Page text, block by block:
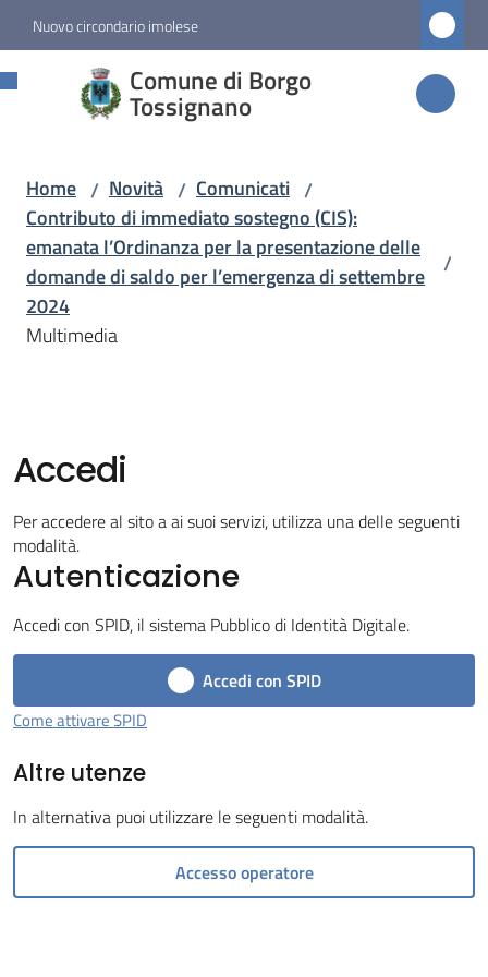
Vai al contenuto
Vai alla navigazione
Vai al footer
Nuovo circondario imolese
Comune di Borgo
Tossignano
Comune di
Borgo
Amministrazione
Novità
Menu selezionato
Vivere
Borgo
Tossignano
Servizi
line
Prenotazioni
argomenti
Home / Novità / Comunicati /
Contributo di immediato sostegno (CIS):
emanata l’Ordinanza per la presentazione delle
domande di saldo per l’emergenza di settembre
2024
/
Multimedia
Accedi
Per accedere al sito a ai suoi servizi, utilizza una delle seguenti
modalità.
Autenticazione
Accedi con SPID, il sistema Pubblico di Identità Digitale.
Accedi con SPID
Come attivare SPID
Altre utenze
In alternativa puoi utilizzare le seguenti modalità.
Accesso operatore